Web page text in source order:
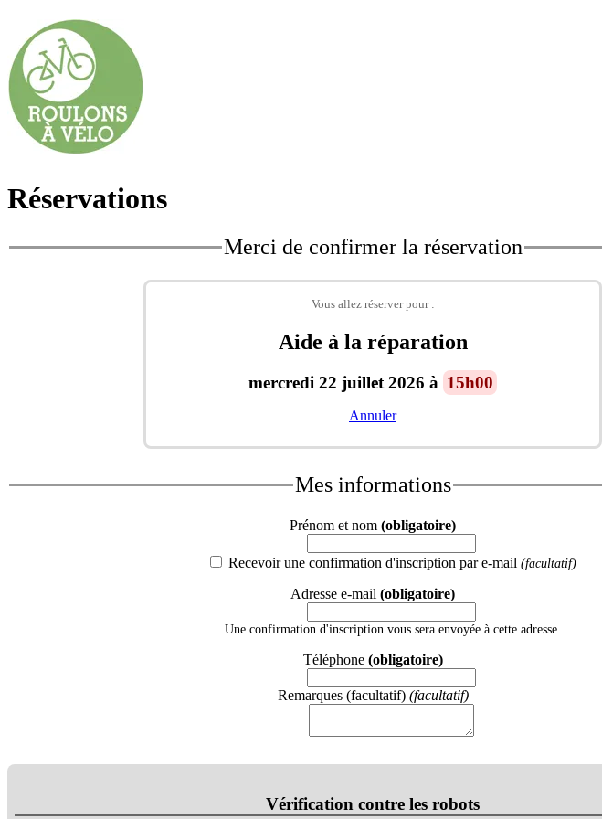
Réservations
Merci de confirmer la réservation
Vous allez réserver pour :
Aide à la réparation
mercredi 22 juillet 2026 à 15h00
Annuler
Mes informations
Prénom et nom (obligatoire)
Recevoir une confirmation d'inscription par e-mail (facultatif)
Adresse e-mail (obligatoire)
Une confirmation d'inscription vous sera envoyée à cette adresse
Téléphone (obligatoire)
Remarques (facultatif) (facultatif)
Vérification contre les robots